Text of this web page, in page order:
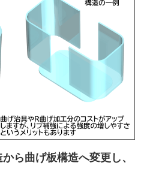
ら曲げ板構造へ変更し、